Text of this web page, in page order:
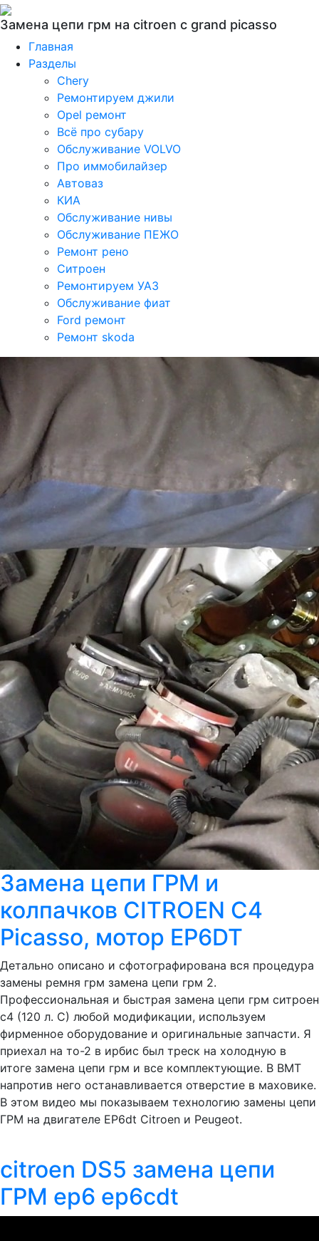
Замена цепи грм на citroen c grand picasso
Главная
Разделы
Chery
Ремонтируем джили
Opel ремонт
Всё про субару
Обслуживание VOLVO
Про иммобилайзер
Автоваз
КИА
Обслуживание нивы
Обслуживание ПЕЖО
Ремонт рено
Ситроен
Ремонтируем УАЗ
Обслуживание фиат
Ford ремонт
Ремонт skoda
Замена цепи ГРМ и
колпачков CITROEN C4
Picasso, мотор EP6DT
Детально описано и сфотографирована вся процедура
замены ремня грм замена цепи грм 2.
Профессиональная и быстрая замена цепи грм ситроен
с4 (120 л. С) любой модификации, используем
фирменное оборудование и оригинальные запчасти. Я
приехал на то-2 в ирбис был треск на холодную в
итоге замена цепи грм и все комплектующие. В ВМТ
напротив него останавливается отверстие в маховике.
В этом видео мы показываем технологию замены цепи
ГРМ на двигателе EP6dt Citroen и Peugeot.
citroen DS5 замена цепи
ГРМ ep6 ep6cdt